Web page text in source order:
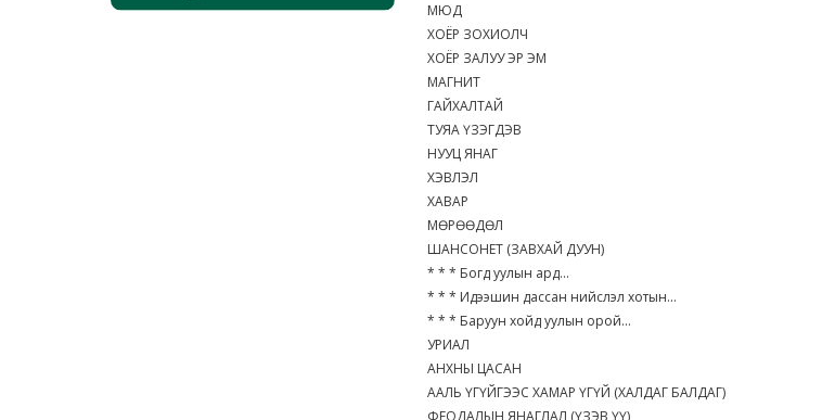
МЮД
ХОЁР ЗОХИОЛЧ
ХОЁР ЗАЛУУ ЭР ЭМ
МАГНИТ
ГАЙХАЛТАЙ
ТУЯА ҮЗЭГДЭВ
НУУЦ ЯНАГ
ХЭВЛЭЛ
ХАВАР
МӨРӨӨДӨЛ
ШАНСОНЕТ (ЗАВХАЙ ДУУН)
* * * Богд уулын ард...
* * * Идээшин дассан нийслэл хотын...
* * * Баруун хойд уулын орой...
УРИАЛ
АНХНЫ ЦАСАН
ААЛЬ ҮГҮЙГЭЭС ХАМАР ҮГҮЙ (ХАЛДАГ БАЛДАГ)
ФЕОДАЛЫН ЯНАГЛАЛ (ҮЗЭВ ҮҮ)